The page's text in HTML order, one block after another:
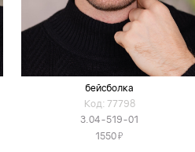
бейсболка
Код: 77798
3.04-519-01
1550Я